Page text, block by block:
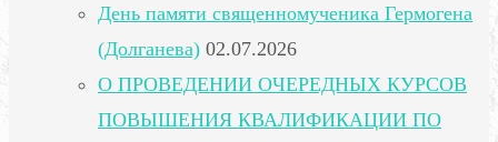
День памяти священномученика Гермогена
(Долганева) 02.07.2026
О ПРОВЕДЕНИИ ОЧЕРЕДНЫХ КУРСОВ
ПОВЫШЕНИЯ КВАЛИФИКАЦИИ ПО